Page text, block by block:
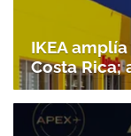
IKEA
Costa Rica;